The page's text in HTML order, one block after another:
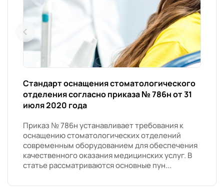
Стандарт оснащения стоматологического
отделения согласно приказа № 786н от 31
июля 2020 года
Приказ № 786н устанавливает требования к
оснащению стоматологических отделений
современным оборудованием для обеспечения
качественного оказания медицинских услуг. В
статье рассматриваются основные пун...